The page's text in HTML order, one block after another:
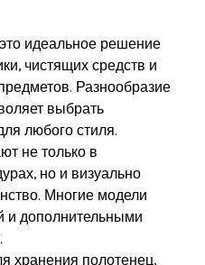
идеальное решение
чистящих средств и
Разнообразие
выбрать
любого стиля.
не только в
но и визуально
Многие модели
и дополнительными
хранения полотенец,